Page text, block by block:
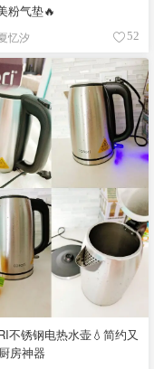
粉气垫🔥
忆汐 52
不锈钢电热水壶💧简约又
房神器